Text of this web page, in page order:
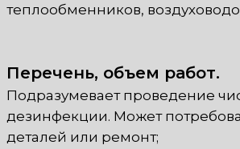
теплообменников,
Перечень, объем работ.
Подразумевает проведение
дезинфекции. Может
деталей или ремонт;